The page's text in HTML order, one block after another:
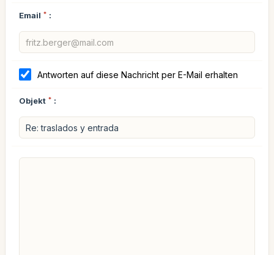
Email * :
Antworten auf diese Nachricht per E-Mail erhalten
Objekt * :